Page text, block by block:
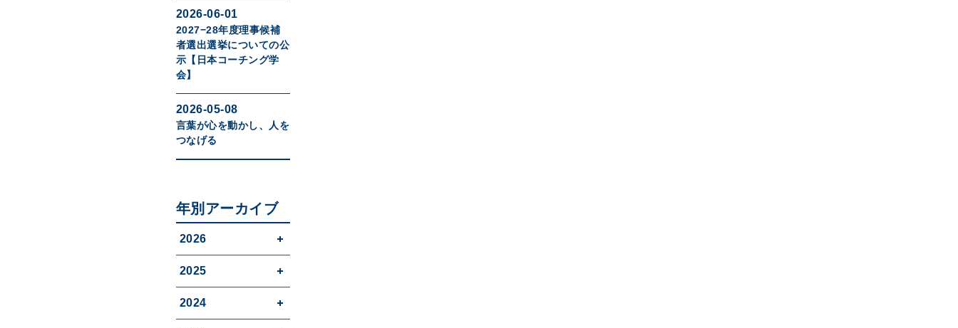
2026-06-01
2027−28年度理事候補
者選出選挙についての公
示【日本コーチング学
会】
2026-05-08
言葉が心を動かし、人を
つなげる
年別アーカイブ
2026
2025
2024